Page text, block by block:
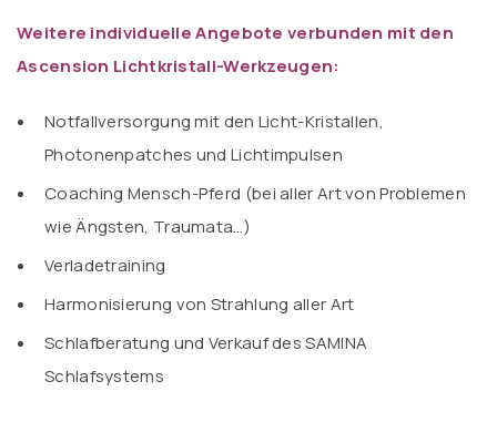
Weitere individuelle Angebote verbunden mit den
Ascension Lichtkristall-Werkzeugen:
Notfallversorgung mit den Licht-Kristallen,
Photonenpatches und Lichtimpulsen
Coaching Mensch-Pferd (bei aller Art von Problemen
wie Ängsten, Traumata…)
Verladetraining
Harmonisierung von Strahlung aller Art
Schlafberatung und Verkauf des SAMINA
Schlafsystems